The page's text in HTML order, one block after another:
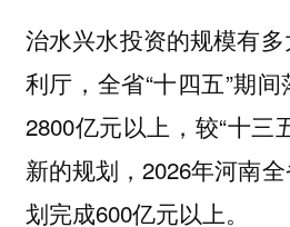
治水兴水投资的规模有
利厅，全省“十四五”期
2800亿元以上，较“十三
新的规划，2026年河南
划完成600亿元以上。